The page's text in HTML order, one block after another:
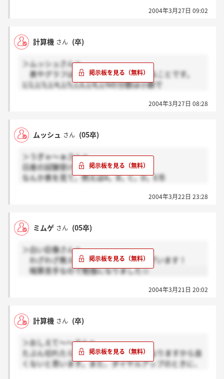
2004年3月27日 09:02
計算機 さん (卒)
＞ムッシュさんへ
表やグラフは、およその割合が分かることです。
1/2,1/3,1/4,1/5,1,6,1/8,1/9の分数は小数で
と覚えています。また、倍数の性質も覚えておくと
1500
くらいで、一の位が1の選択肢を選びます。このよう
して力まかせでなく工夫して「WebLesson」のHPで
練習すれば、効果がでますよ。
2004年3月27日 08:28
ムッシュ さん (05卒)
＞うぎゃ～ぁさんへ
日産の試験受けました．
なんか表を見て，例えばA，B，C，D，E市
取る
とかいう問題が非言語でした．
ないしなぁ
時間もなかったです．国語，英語は
正しい，正しくない，読み取れないの3択をやってい
これはSHLとかでみかけるやつでした．
上で言ったような表の読み取りの問題集とかやったこ
とある人いますか？
2004年3月22日 23:28
ミムゲ さん (05卒)
＞白い巨像さんへ
わざわざ教えてくれてありがとうございます！
暗算苦手なので勉強になりました☆
2004年3月21日 20:02
計算機 さん (卒)
＞おしえて～～さんへ
たぶん切れたら時間の計算ができなくなりますから良
くないと思います。また、ダイヤルアップのときに、